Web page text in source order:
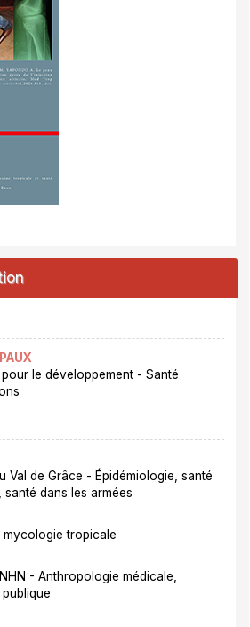
le développement - Santé
Val de Grâce - Épidémiologie, santé
dans les armées
tropicale
- Anthropologie médicale,